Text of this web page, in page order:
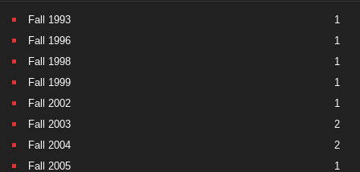
Fall 1993
1
Fall 1996
1
Fall 1998
1
Fall 1999
1
Fall 2002
1
Fall 2003
2
Fall 2004
2
Fall 2005
1